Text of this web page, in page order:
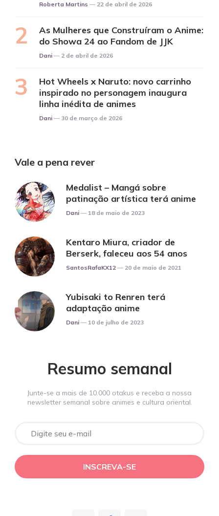
Posted
Roberta Martins 22 de abril de 2026
As Mulheres que Construíram o Anime:
do Showa 24 ao Fandom de JJK
Posted
Dani 2 de abril de 2026
Hot Wheels x Naruto: novo carrinho
inspirado no personagem inaugura
linha inédita de animes
Posted
Dani 30 de março de 2026
Vale a pena rever
Medalist – Mangá sobre
patinação artística terá anime
Posted
Dani 18 de maio de 2023
Kentaro Miura, criador de
Berserk, faleceu aos 54 anos
Posted
SantosRafaKX12 20 de maio de 2021
Yubisaki to Renren terá
adaptação anime
Posted
Dani 10 de julho de 2023
Resumo semanal
Junte-se a mais de 10.000 otakus e receba a nossa
newsletter semanal sobre animes e cultura oriental.